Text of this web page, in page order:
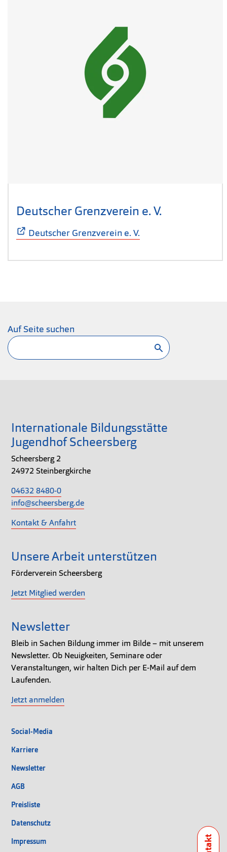
Deutscher Grenzverein e. V.
Deutscher Grenzverein e. V.
Auf Seite suchen
Suchen
Internationale Bildungsstätte
Jugendhof Scheersberg
Scheersberg 2
24972 Steinbergkirche
04632 8480-0
info@scheersberg.de
Kontakt & Anfahrt
Unsere Arbeit unterstützen
Förderverein Scheersberg
Jetzt Mitglied werden
Newsletter
Bleib in Sachen Bildung immer im Bilde – mit unserem
Newsletter. Ob Neuigkeiten, Seminare oder
Veranstaltungen, wir halten Dich per E-Mail auf dem
Laufenden.
Jetzt anmelden
Social-Media
Karriere
Newsletter
AGB
Preisliste
Datenschutz
Impressum